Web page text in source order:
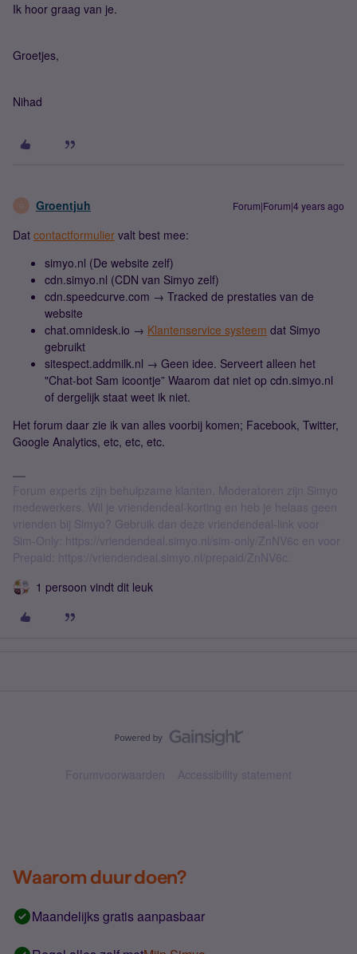
Ik hoor graag van je.
Groetjes,
Nihad
G Groentjuh Forum|Forum|4 years ago
Dat contactformulier valt best mee:
simyo.nl (De website zelf)
cdn.simyo.nl (CDN van Simyo zelf)
cdn.speedcurve.com → Tracked de prestaties van de
website
chat.omnidesk.io → Klantenservice systeem dat Simyo
gebruikt
sitespect.addmilk.nl → Geen idee. Serveert alleen het
"Chat-bot Sam icoontje” Waarom dat niet op cdn.simyo.nl
of dergelijk staat weet ik niet.
Het forum daar zie ik van alles voorbij komen; Facebook, Twitter,
Google Analytics, etc, etc, etc.
Forum experts zijn behulpzame klanten. Moderatoren zijn Simyo
medewerkers. Wil je vriendendeal-korting en heb je helaas geen
vrienden bij Simyo? Gebruik dan deze vriendendeal-link voor
Sim-Only: https://vriendendeal.simyo.nl/sim-only/ZnNV6c en voor
Prepaid: https://vriendendeal.simyo.nl/prepaid/ZnNV6c.
1 persoon vindt dit leuk
Forumvoorwaarden Accessibility statement
Waarom duur doen?
Maandelijks gratis aanpasbaar